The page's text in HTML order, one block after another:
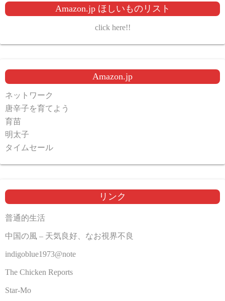
Amazon.jp ほしいものリスト
click here!!
Amazon.jp
ネットワーク
唐辛子を育てよう
育苗
明太子
タイムセール
リンク
普通的生活
中国の風 – 天気良好、なお視界不良
indigoblue1973@note
The Chicken Reports
Star-Mo